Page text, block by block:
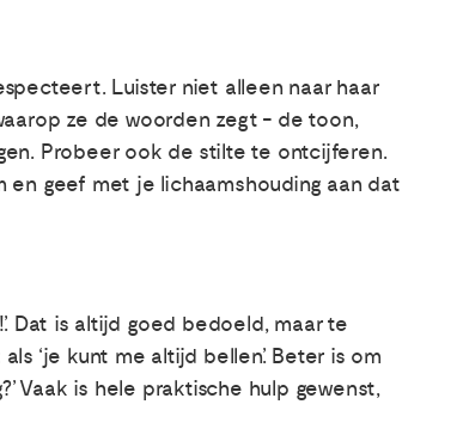
Luister niet alleen naar haar
ze de woorden zegt - de toon,
Probeer ook de stilte te ontcijferen.
en geef met je lichaamshouding aan dat
Dat is altijd goed bedoeld, maar te
‘je kunt me altijd bellen’. Beter is om
Vaak is hele praktische hulp gewenst,